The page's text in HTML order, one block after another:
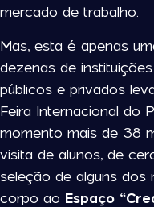
mercado de trabalho.
Mas, esta é apenas
dezenas de
públicos e privados
Feira Internacional do
momento mais de 38
visita de alunos, de
seleção de alguns dos
corpo ao Espaço